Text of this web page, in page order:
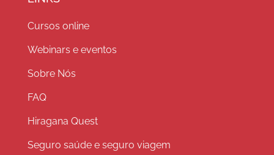
Cursos online
Webinars e eventos
Sobre Nós
FAQ
Hiragana Quest
Seguro saúde e seguro viagem